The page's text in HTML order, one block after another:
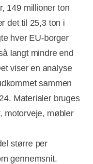
149 millioner ton
det til 25,3 ton i
hver EU-borger
langt mindre end
viser en analyse
sammen
Materialer bruges
motorveje, møbler
større per
gennemsnit.